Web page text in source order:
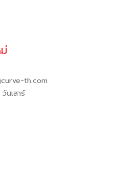
th.com
นเสาร์